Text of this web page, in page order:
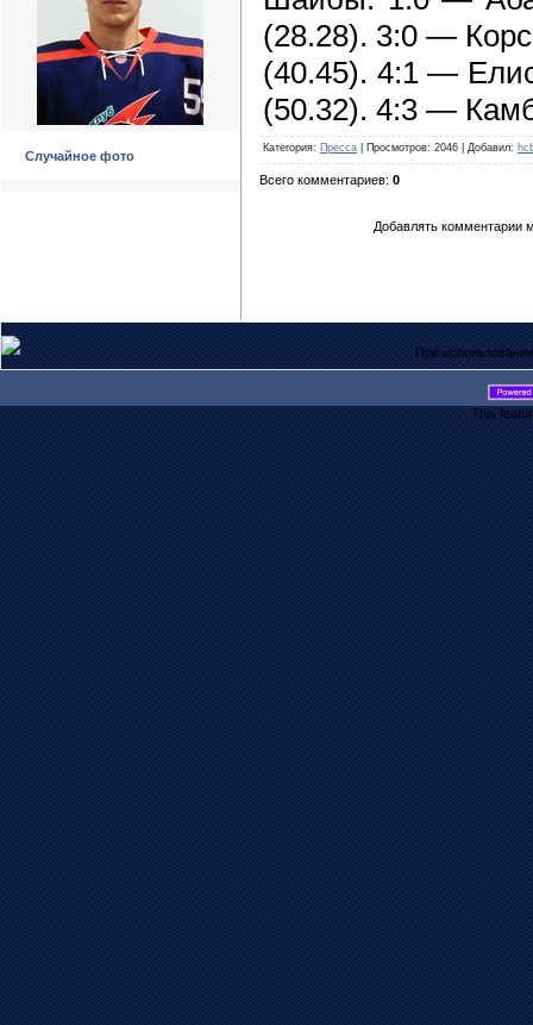
Случайное фото
(28.28). 3:0 —
(40.45). 4:1 —
(50.32). 4:3 —
Категория: Пресса Просмотров: 2046 | Добавил:
Всего комментариев: 0
Добавлять комментарии
При
This